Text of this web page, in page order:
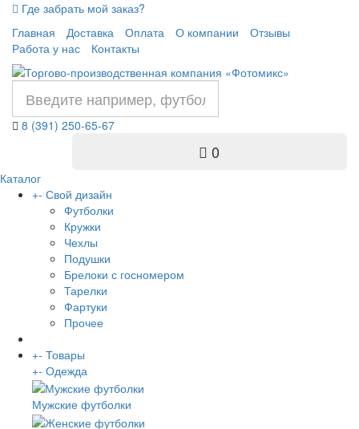
Где забрать мой заказ?
Главная
Доставка Оплата О компании
Отзывы
Работа у нас
Контакты
8 (391) 250-65-67
0
Каталог
+- Свой дизайн
Футболки
Кружки
Чехлы
Подушки
Брелоки с госномером
Тарелки
Фартуки
Прочее
+- Товары
+- Одежда
Мужские футболки